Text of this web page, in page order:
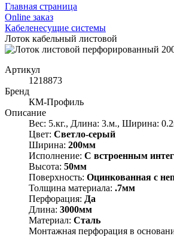
Главная страница
Оnline заказ
Кабеленесущие системы
Лоток кабельный листовой
Артикул
1218873
Бренд
КМ-Профиль
Описание
Вес: 5.кг., Длина: 3.м., Ширина:
Цвет: Светло-серый
Ширина: 200мм
Исполнение: С встроенным
Высота: 50мм
Поверхность: Оцинкованная с
Толщина материала: .7мм
Перфорация: Да
Длина: 3000мм
Материал: Сталь
Монтажная перфорация в